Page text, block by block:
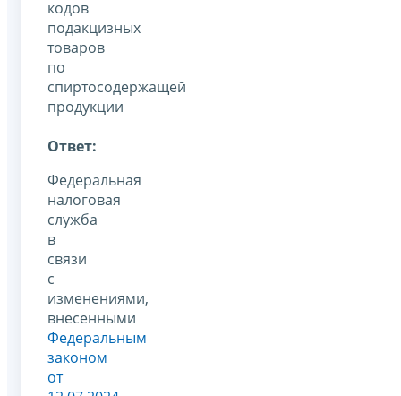
кодов
подакцизных
товаров
по
спиртосодержащей
продукции
Ответ:
Федеральная
налоговая
служба
в
связи
с
изменениями,
внесенными
Федеральным
законом
от